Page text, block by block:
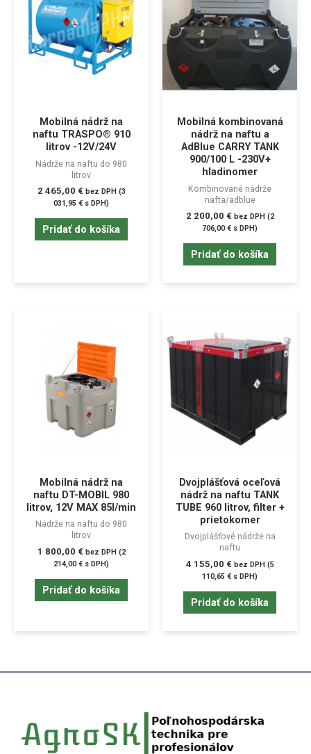
Mobilná nádrž na
naftu TRASPO® 910
litrov -12V/24V
Nádrže na naftu do 980
litrov
2 465,00 € bez DPH (3
031,95 € s DPH)
Pridať do košíka
Mobilná kombinovaná
nádrž na naftu a
AdBlue CARRY TANK
900/100 L -230V+
hladinomer
Kombinované nádrže
nafta/adblue
2 200,00 € bez DPH (2
706,00€ s DPH)
Pridať do košíka
Mobilná nádrž na
naftu DT-MOBIL 980
litrov, 12V MAX 85l/min
Nádrže na naftu do 980
litrov
1 800,00 € bez DPH (2
214,00€ s DPH)
Pridať do košíka
Dvojplášťová oceľová
nádrž na naftu TANK
TUBE 960 litrov, filter +
prietokomer
Dvojplášťové nádrže na
naftu
4 155,00 € bez DPH (5
110,65 € s DPH)
Pridať do košíka